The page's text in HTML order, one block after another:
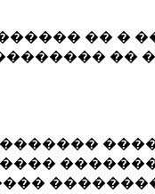
�� �
��